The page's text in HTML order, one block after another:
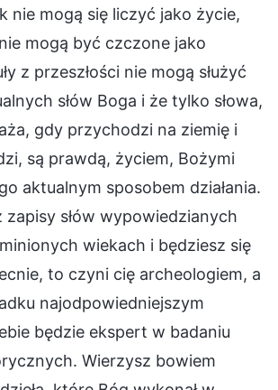
nie mogą się liczyć jako życie,
mogą być czczone jako
z przeszłości nie mogą służyć
słów Boga i że tylko słowa,
gdy przychodzi na ziemię i
są prawdą, życiem, Bożymi
aktualnym sposobem działania.
zapisy słów wypowiedzianych
wiekach i będziesz się
to czyni cię archeologiem, a
najodpowiedniejszym
będzie ekspert w badaniu
Wierzysz bowiem